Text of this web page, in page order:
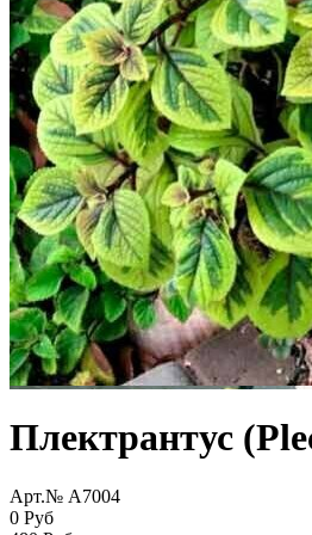
Плектрантус
Арт.№ A7004
0 Руб